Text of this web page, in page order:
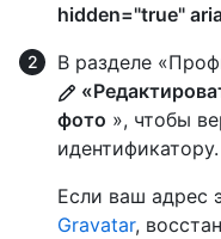
hidden="true"
В разделе
фото », чтобы
идентификатору.
Если ваш адрес
Gravatar,